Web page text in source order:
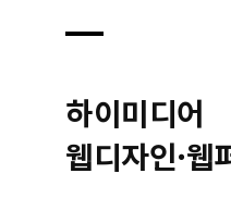
하이미디어
웹디자인·웹